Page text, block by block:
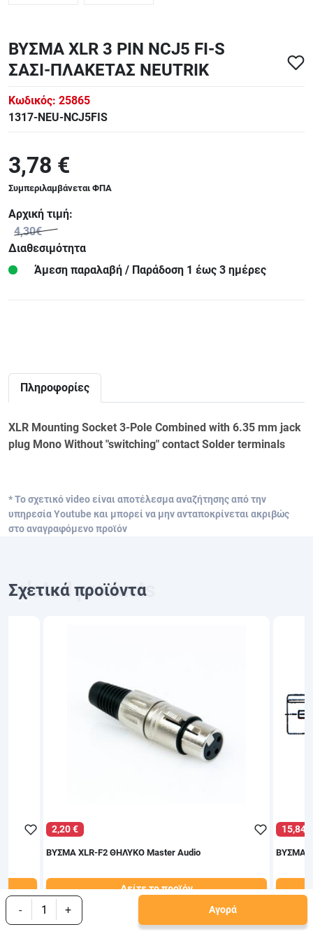
ΒΥΣΜΑ XLR 3 PIN NCJ5 FI-S
ΣΑΣΙ-ΠΛΑΚΕΤΑΣ NEUTRIK
Κωδικός: 25865
1317-NEU-NCJ5FIS
3,78 €
Συμπεριλαμβάνεται ΦΠΑ
Αρχική τιμή:
4,30€
Διαθεσιμότητα
Άμεση παραλαβή / Παράδoση 1 έως 3 ημέρες
- + Αγορά
Πληροφορίες
XLR Mounting Socket 3-Pole Combined with 6.35 mm jack
plug Mono Without "switching" contact Solder terminals
* Το σχετικό video είναι αποτέλεσμα αναζήτησης από την
υπηρεσία Youtube και μπορεί να μην ανταποκρίνεται ακριβώς
στο αναγραφόμενο προϊόν
Σχετικά προϊόντα
2,20 €
ΒΥΣΜΑ XLR-F2 ΘΗΛΥΚΟ Master Audio
Δείτε το προϊόν
2,50 €
testFalse
15,84 €
ΒΥΣΜΑ
test